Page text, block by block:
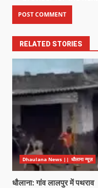
RELATED STORIES
Dhaulana News || धौलाना न्यूज़
धौलाना: गांव लालपुर में पथराव